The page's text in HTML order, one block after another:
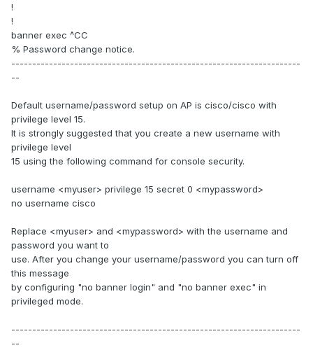
!
!
banner exec ^CC
% Password change notice.
---------------------------------------------------------------------
--
Default username/password setup on AP is cisco/cisco with
privilege level 15.
It is strongly suggested that you create a new username with
privilege level
15 using the following command for console security.
username <myuser> privilege 15 secret 0 <mypassword>
no username cisco
Replace <myuser> and <mypassword> with the username and
password you want to
use. After you change your username/password you can turn off
this message
by configuring "no banner login" and "no banner exec" in
privileged mode.
---------------------------------------------------------------------
--